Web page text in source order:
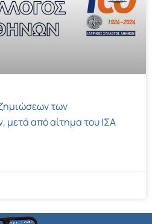
των
μετά από αίτημα του ΙΣΑ